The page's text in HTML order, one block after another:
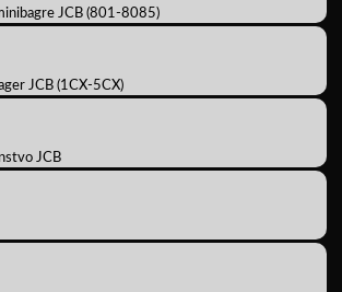
JCB (801-8085)
JCB (1CX-5CX)
JCB